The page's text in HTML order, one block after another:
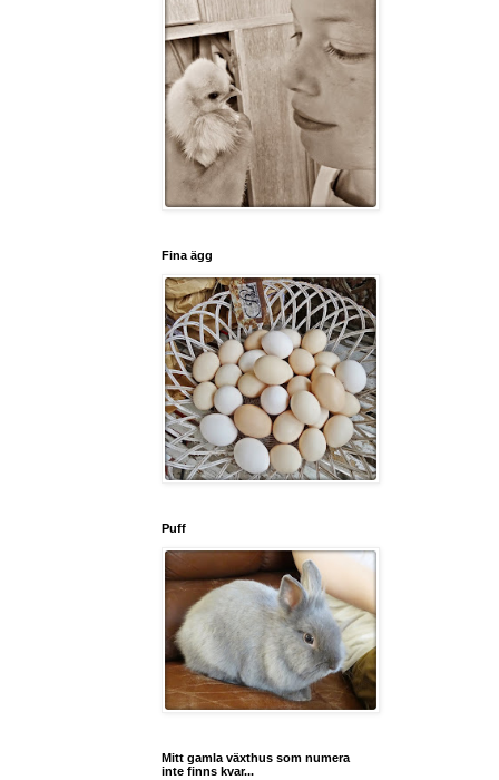
Fina ägg
Puff
Mitt gamla växthus som numera
inte finns kvar...